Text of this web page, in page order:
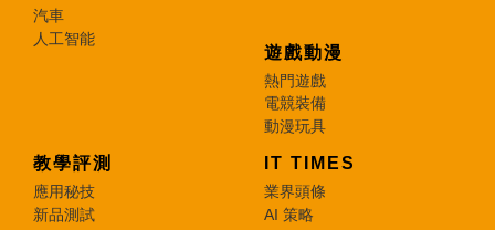
汽車
人工智能
遊戲動漫
熱門遊戲
電競裝備
動漫玩具
教學評測
應用秘技
新品測試
IT TIMES
業界頭條
AI 策略